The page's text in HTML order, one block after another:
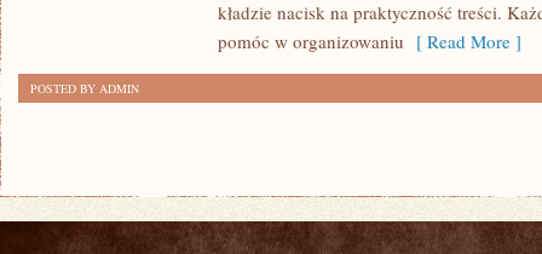
kładzie nacisk na praktyczność treści.
pomóc w organizowaniu [ Read More ]
POSTED BY ADMIN